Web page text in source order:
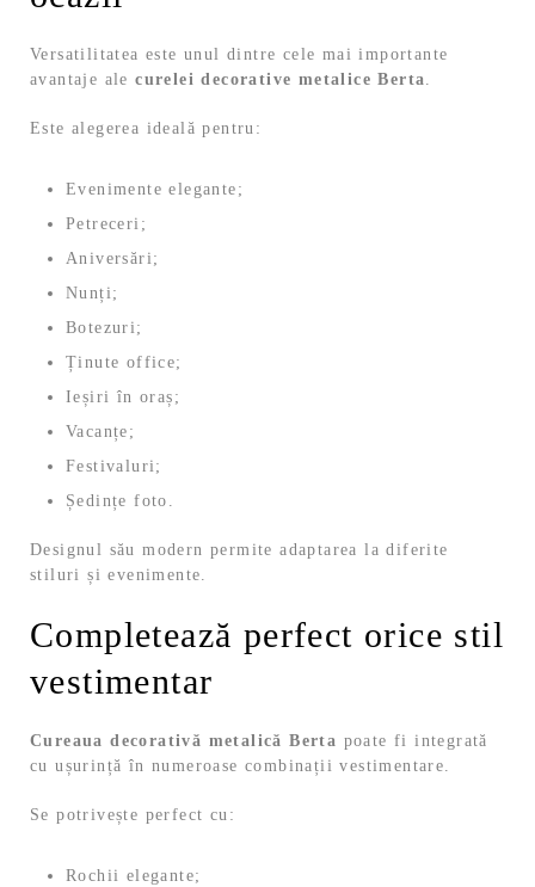
Versatilitatea este unul dintre cele mai importante
avantaje alecurelei decorative metalice Berta.
Este alegerea ideală pentru:
Evenimente elegante;
Petreceri;
Aniversări;
Nunți;
Botezuri;
Ținute office;
Ieșiri în oraș;
Vacanțe;
Festivaluri;
Ședințe foto.
Designul său modern permite adaptarea la diferite
stiluri și evenimente.
Completează perfect orice stil
vestimentar
Cureaua decorativă metalică Berta poate fi integrată
cu ușurință în numeroase combinații vestimentare.
Se potrivește perfect cu:
Rochii elegante;